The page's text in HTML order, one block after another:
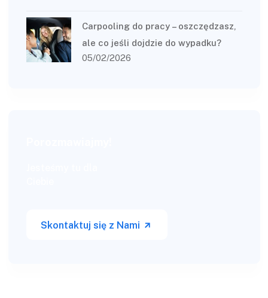
Carpooling do pracy – oszczędzasz,
ale co jeśli dojdzie do wypadku?
05/02/2026
Skontaktuj się z Nami